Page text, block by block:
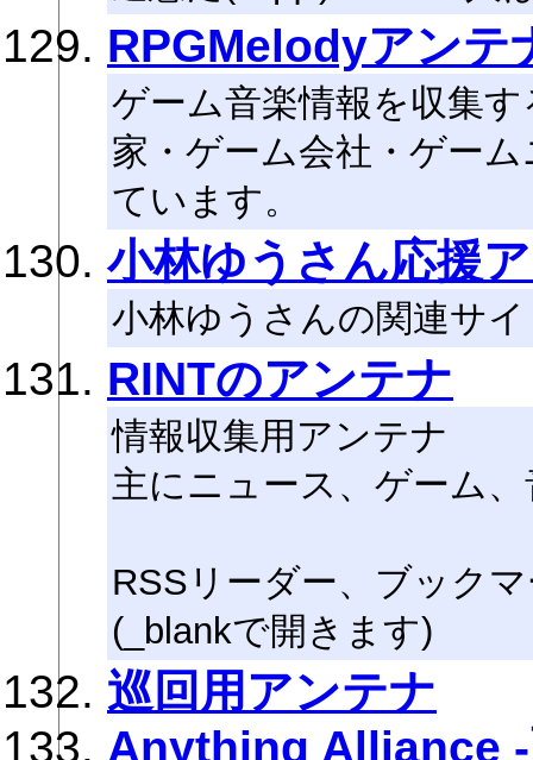
RPGMelodyアンテ
ゲーム音楽情報を収集
家・ゲーム会社・ゲー
ています。
小林ゆうさん応援
小林ゆうさんの関連サ
RINTのアンテナ
情報収集用アンテナ
主にニュース、ゲーム
RSSリーダー、ブック
(_blankで開きます)
巡回用アンテナ
Anything Alliance -